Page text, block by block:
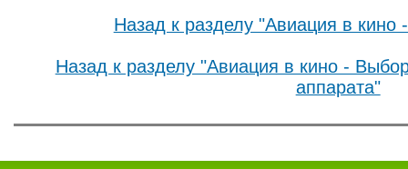
Назад к разделу "Авиация в
Назад к разделу "Авиация в кино -
аппарата"